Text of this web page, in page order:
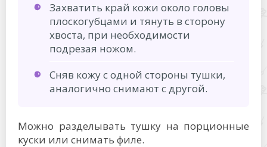
Захватить край кожи около головы
плоскогубцами и тянуть в сторону
хвоста, при необходимости
подрезая ножом.
Сняв кожу с одной стороны тушки,
аналогично снимают с другой.
Можно разделывать тушку на порционные
куски или снимать филе.